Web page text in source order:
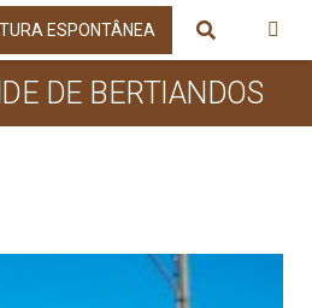
ESPONTÂNEA
DE BERTIANDOS